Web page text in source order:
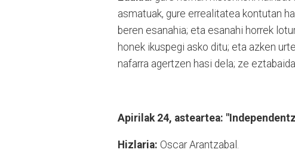
asmatuak, gure errealitatea kontutan
beren esanahia; eta esanahi horrek
honek ikuspegi asko ditu; eta azken
nafarra agertzen hasi dela; ze
Apirilak 24, asteartea:
Hizlaria: Oscar Arantzabal.